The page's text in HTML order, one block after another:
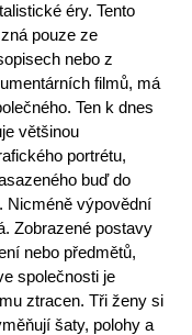
éry. Tento
pouze ze
nebo z
filmů, má
Ten k dnes
většinou
portrétu,
buď do
Nicméně výpovědní
Zobrazené postavy
nebo předmětů,
společnosti je
ztracen. Tři ženy si
šaty, polohy a